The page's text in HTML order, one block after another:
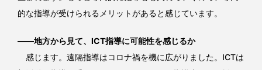
的な指導が受けられるメリットがあると感じています。
――地方から見て、ICT指導に可能性を感じるか
感じます。遠隔指導はコロナ禍を機に広がりました。ICTは